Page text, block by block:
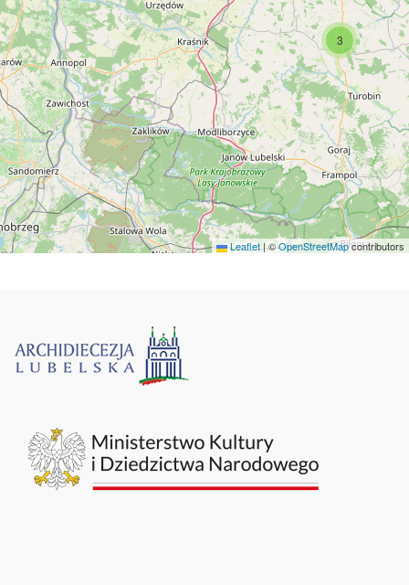
3
Leaflet|©OpenStreetMapcontributors